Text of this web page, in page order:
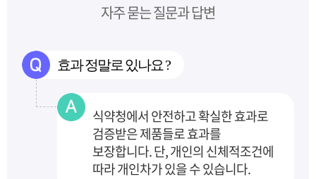
자주 묻는 질문과 답변
효과 정말로 있나요 ?
식약청에서 안전하고 확실한 효과로
검증받은 제품들로 효과를
보장합니다.단, 개인의 신체적조건에
따라 개인차가 있을 수 있습니다.